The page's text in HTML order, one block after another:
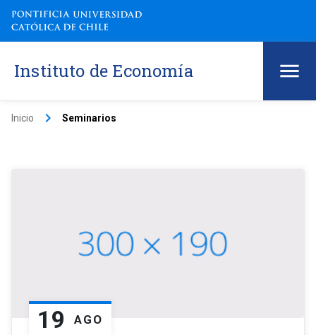
Instituto de Economía
Inicio keyboard_arrow_right Seminarios
19 AGO